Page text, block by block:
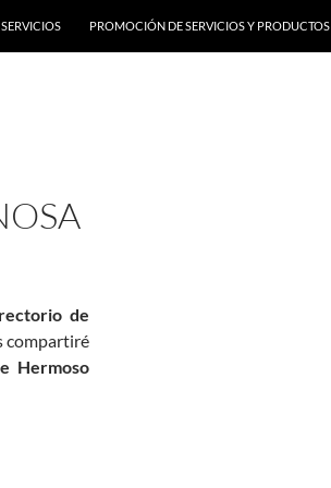
SERVICIOS PROMOCIÓN DE SERVICIOS Y PRODUCTOS
de
compartiré
Hermoso